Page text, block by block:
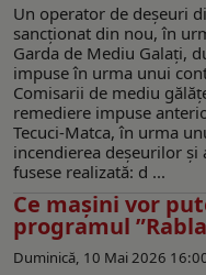
Un operator de deșeuri
sancționat din nou, în
Garda de Mediu Galați,
impuse în urma unui
Comisarii de mediu
remediere impuse
Tecuci-Matca, în urma
incendierea deșeurilor și
fusese realizată: d ...
Ce mașini vor
programul
Duminică, 10 Mai 2026